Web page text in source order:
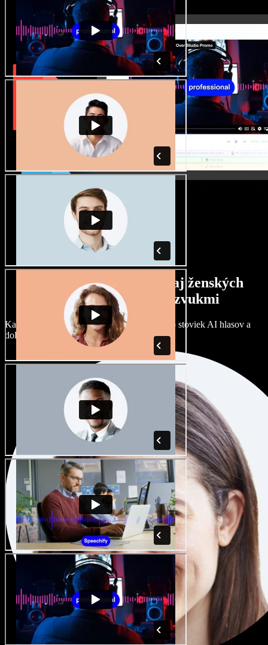
Široký výber mužských aj ženských
hlasov s rôznymi prízvukmi
Každý projekt môže znieť inak. Vyberte si zo stoviek AI hlasov a
dolaďte si ich podľa seba.